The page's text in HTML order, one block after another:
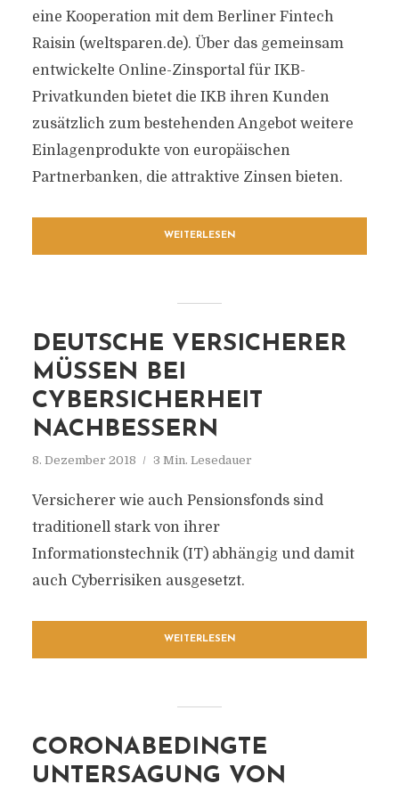
eine Kooperation mit dem Berliner Fintech
Raisin (weltsparen.de). Über das gemeinsam
entwickelte Online-Zinsportal für IKB-
Privatkunden bietet die IKB ihren Kunden
zusätzlich zum bestehenden Angebot weitere
Einlagenprodukte von europäischen
Partnerbanken, die attraktive Zinsen bieten.
WEITERLESEN
DEUTSCHE VERSICHERER
MÜSSEN BEI
CYBERSICHERHEIT
NACHBESSERN
8. Dezember 2018 3 Min. Lesedauer
Versicherer wie auch Pensionsfonds sind
traditionell stark von ihrer
Informationstechnik (IT) abhängig und damit
auch Cyberrisiken ausgesetzt.
WEITERLESEN
CORONABEDINGTE
UNTERSAGUNG VON